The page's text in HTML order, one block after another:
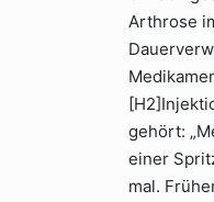
Arthrose
gehört:
einer
mal.